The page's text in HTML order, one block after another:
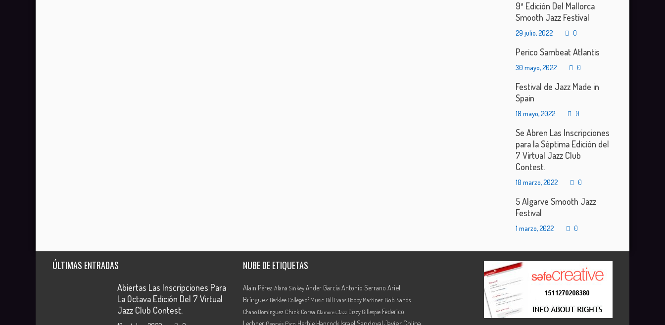
9ª Edición Del Mallorca
Smooth Jazz Festival
29 julio, 2022 0
Perico Sambeat Atlantis
30 mayo, 2022 0
Festival de Jazz Made in
Spain
18 mayo, 2022 0
Se Abren Las Inscripciones
para la Séptima Edición del
7 Virtual Jazz Club
Contest.
10 marzo, 2022 0
5 Algarve Smooth Jazz
Festival
1 marzo, 2022 0
ÚLTIMAS ENTRADAS
Abiertas Las Inscripciones Para
La Octava Edición Del 7 Virtual
Jazz Club Contest.
NUBE DE ETIQUETAS
Alain Pérez Alana Sinkey Ander García Antonio Serrano Ariel
Brínguez Berklee College of Music Bill Evans Bobby Martínez Bob Sands
Chano Domínguez Chick Corea Clamores Jazz Dizzy Gillespie Federico
Israel Sandoval